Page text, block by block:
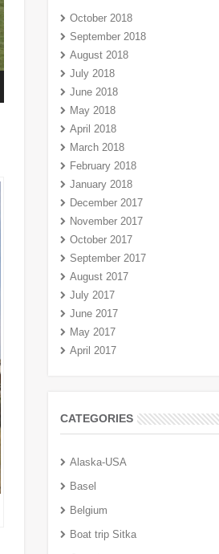
October 2018
September 2018
August 2018
July 2018
June 2018
May 2018
April 2018
March 2018
February 2018
January 2018
December 2017
November 2017
October 2017
September 2017
August 2017
July 2017
June 2017
May 2017
April 2017
CATEGORIES
Alaska-USA
Basel
Belgium
Boat trip Sitka